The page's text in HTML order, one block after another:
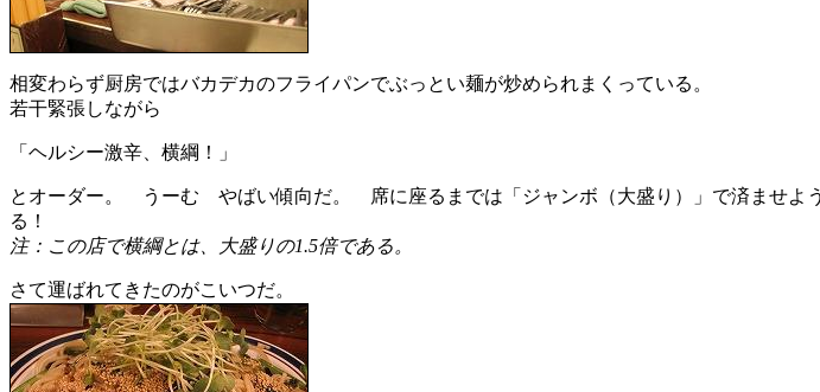
相変わらず厨房ではバカデカのフライパンでぶっとい麺が炒められまくっている。
若干緊張しながら
「ヘルシー激辛、横綱！」
とオーダー。 うーむ やばい傾向だ。 席に座るまでは「ジャンボ（大盛り）」で済ませよ
る！
注：この店で横綱とは、大盛りの1.5倍である。
さて運ばれてきたのがこいつだ。